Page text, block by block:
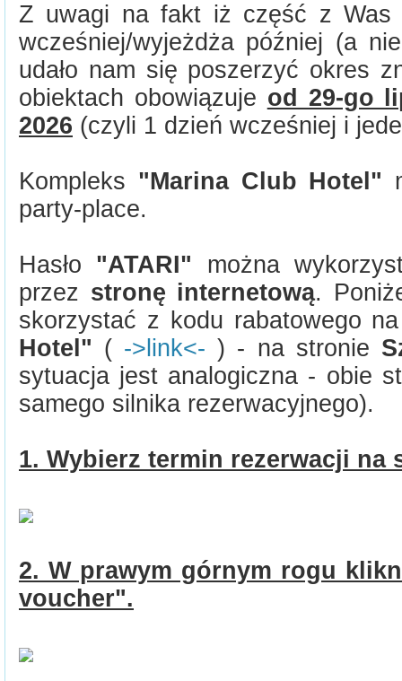
Z uwagi na fakt iż część z Was
wcześniej/wyjeżdża później (a
udało nam się poszerzyć okres
obiektach obowiązuje od 29-go
2026 (czyli 1 dzień wcześniej i
Kompleks "Marina Club Hotel"
party-place.
Hasło "ATARI" można
przez stronę internetową.
skorzystać z kodu rabatowego
Hotel" ( ->link<- ) - na stronie
sytuacja jest analogiczna - obie
samego silnika rezerwacyjnego).
1. Wybierz termin rezerwacji na
2. W prawym górnym rogu
voucher".